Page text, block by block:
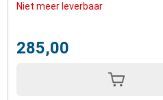
Niet meer leverbaar
285,00